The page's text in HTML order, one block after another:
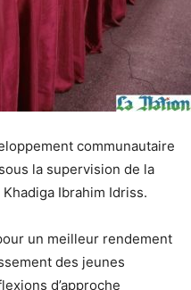
communautaire
la supervision de la
Ibrahim Idriss.
un meilleur rendement
des jeunes
d’approche